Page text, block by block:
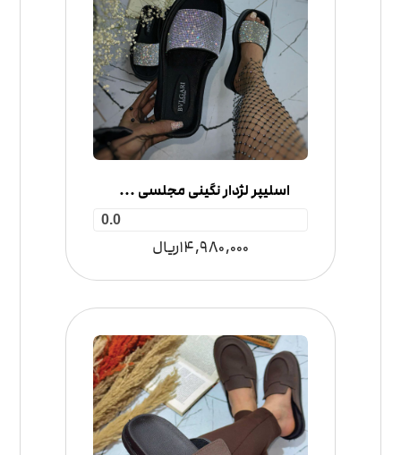
اسلیپر لژدار نگینی مجلسی مدل بلگاری
0.0
14,980,000ریال